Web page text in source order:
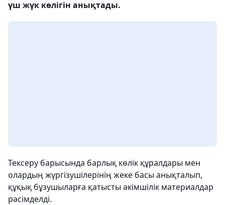
үш жүк көлігін анықтады.
Тексеру барысында барлық көлік құралдары мен
олардың жүргізушілерінің жеке басы анықталып,
құқық бұзушыларға қатысты әкімшілік материалдар
рәсімделді.